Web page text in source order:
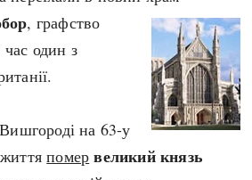
, графство
один з
на 63-у
помер великий князь